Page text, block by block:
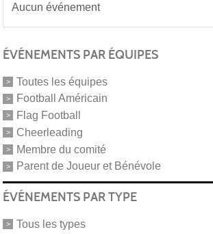
Aucun événement
ÉVÉNEMENTS PAR ÉQUIPES
Toutes les équipes
Football Américain
Flag Football
Cheerleading
Membre du comité
Parent de Joueur et Bénévole
ÉVÉNEMENTS PAR TYPE
Tous les types